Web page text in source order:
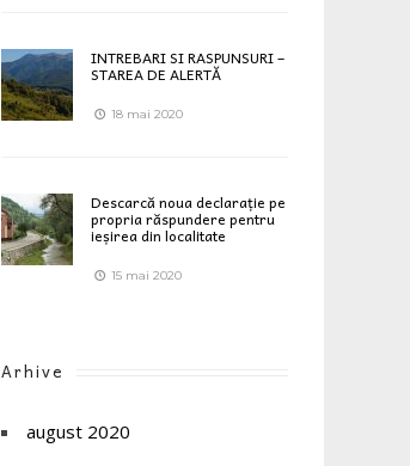
INTREBARI SI RASPUNSURI –
STAREA DE ALERTĂ
18 mai 2020
Descarcă noua declarație pe
propria răspundere pentru
ieșirea din localitate
15 mai 2020
Arhive
august 2020